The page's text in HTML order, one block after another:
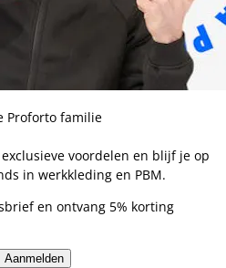
Proforto familie
voordelen en blijf je op
in werkkleding en PBM.
en ontvang 5% korting